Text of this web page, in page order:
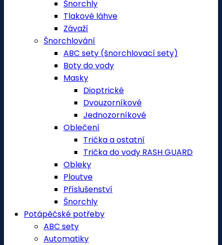
Šnorchly
Tlakové láhve
Závaží
Šnorchlování
ABC sety (šnorchlovací sety)
Boty do vody
Masky
Dioptrické
Dvouzorníkové
Jednozorníkové
Oblečení
Trička a ostatní
Trička do vody RASH GUARD
Obleky
Ploutve
Příslušenství
Šnorchly
Potápěčské potřeby
ABC sety
Automatiky